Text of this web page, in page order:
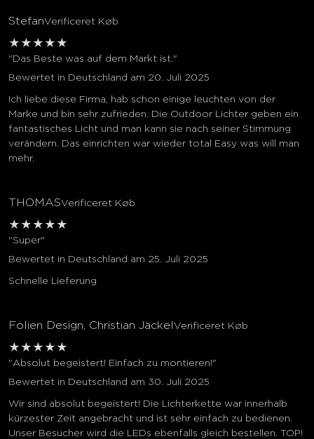
StefanVerificeret Køb
★ ★ ★ ★ ★
"Das Beste was auf dem Markt ist."
Bewertet in Deutschland am 20. Juli 2025
Ich liebe diese Firma, hab schon einige leuchten von der
Marke und bin sehr zufrieden. Die Outdoor Lichter geben ein
fantastisches Licht und man kann sie nach seiner Stimmung
verändern. Das einrichten war wieder total Easy was will man
mehr.
THOMASVerificeret Køb
★ ★ ★ ★ ★
"Super"
Bewertet in Deutschland am 25. Juli 2025
Schnelle Lieferung
Folien Design, Christian Jäckel Verificeret Køb
★ ★ ★ ★ ★
"Absolut begeistert! Einfach zu montieren!"
Bewertet in Deutschland am 30. Juli 2025
Wir sind absolut begeistert! Die Lichterkette war innerhalb
kürzester Zeit angebracht und ist sehr einfach zu bedienen.
Unser Besucher wird die LEDs ebenfalls gleich bestellen. TOP!